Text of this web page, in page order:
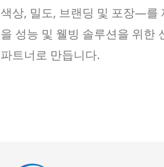
색상, 밀도, 브랜딩 및 포장—를
을 성능 및 웰빙 솔루션을 위한
파트너로 만듭니다.